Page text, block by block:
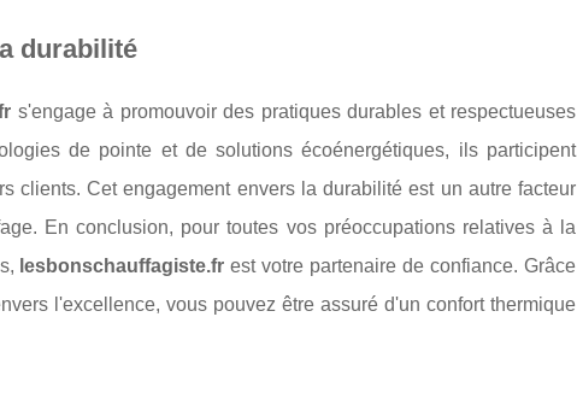
durabilité
s'engage à promouvoir des pratiques durables et respectueuses
de pointe et de solutions écoénergétiques, ils participent
clients. Cet engagement envers la durabilité est un autre facteur
En conclusion, pour toutes vos préoccupations relatives à la
lesbonschauffagiste.fr est votre partenaire de confiance. Grâce
l'excellence, vous pouvez être assuré d'un confort thermique